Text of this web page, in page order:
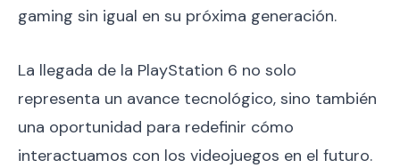
gaming sin igual en su próxima generación.
La llegada de la PlayStation 6 no solo
representa un avance tecnológico, sino también
una oportunidad para redefinir cómo
interactuamos con los videojuegos en el futuro.